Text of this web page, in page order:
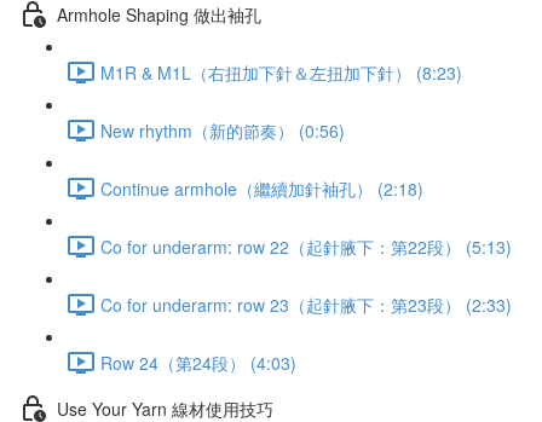
Armhole Shaping 做出袖孔
M1R & M1L（右扭加下針＆左扭加下針） (8:23)
New rhythm（新的節奏） (0:56)
Continue armhole（繼續加針袖孔） (2:18)
Co for underarm: row 22（起針腋下：第22段） (5:13)
Co for underarm: row 23（起針腋下：第23段） (2:33)
Row 24（第24段） (4:03)
Use Your Yarn 線材使用技巧